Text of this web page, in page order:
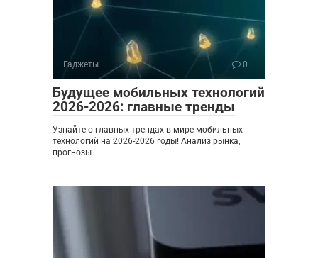
Гаджеты 0
Будущее мобильных технологий
2026-2026: главные тренды
Узнайте о главных трендах в мире мобильных
технологий на 2026-2026 годы! Анализ рынка,
прогнозы